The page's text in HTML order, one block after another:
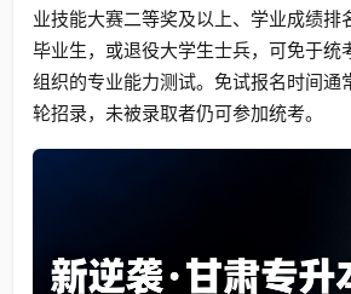
业技能大赛二等奖及以上、学业成绩排
毕业生，或退役大学生士兵，可免于统
组织的专业能力测试。免试报名时间通
轮招录，未被录取者仍可参加统考。